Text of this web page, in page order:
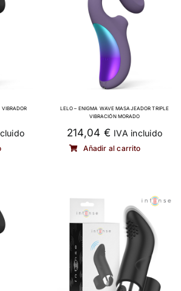
LELO – ENIGMA WAVE MASAJEADOR TRIPLE
VIBRACIÓN MORADO
214,04 € IVA incluido
Añadir al carrito